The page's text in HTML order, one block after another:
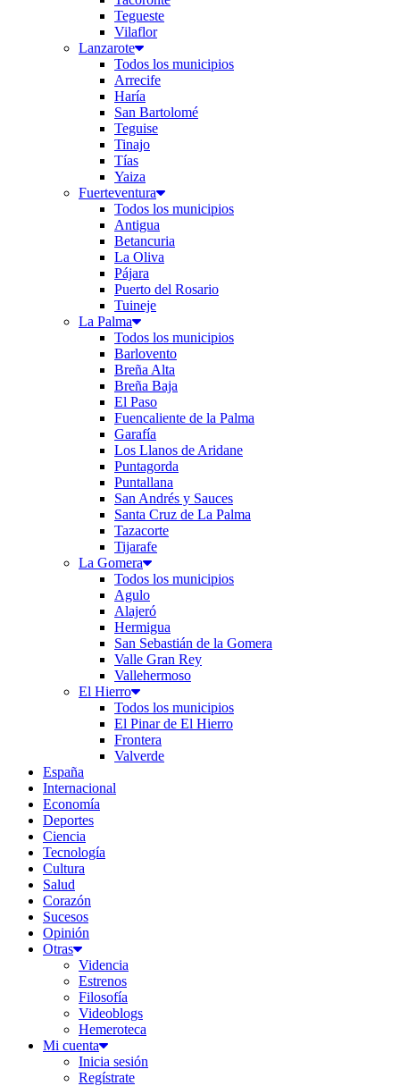
Tegueste
Vilaflor
Lanzarote
Todos los municipios
Arrecife
Haría
San Bartolomé
Teguise
Tinajo
Tías
Yaiza
Fuerteventura
Todos los municipios
Antigua
Betancuria
La Oliva
Pájara
Puerto del Rosario
Tuineje
La Palma
Todos los municipios
Barlovento
Breña Alta
Breña Baja
El Paso
Fuencaliente de la Palma
Garafía
Los Llanos de Aridane
Puntagorda
Puntallana
San Andrés y Sauces
Santa Cruz de La Palma
Tazacorte
Tijarafe
La Gomera
Todos los municipios
Agulo
Alajeró
Hermigua
San Sebastián de la Gomera
Valle Gran Rey
Vallehermoso
El Hierro
Todos los municipios
El Pinar de El Hierro
Frontera
Valverde
España
Internacional
Economía
Deportes
Ciencia
Tecnología
Cultura
Salud
Corazón
Sucesos
Opinión
Otras
Videncia
Estrenos
Filosofía
Videoblogs
Hemeroteca
Mi cuenta
Inicia sesión
Regístrate